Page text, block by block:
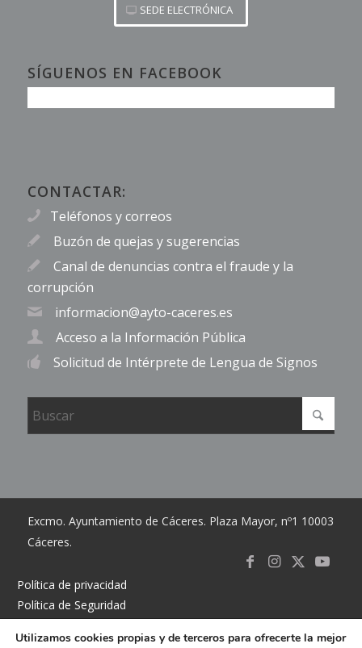
SEDE ELECTRÓNICA
SÍGUENOS EN FACEBOOK
CONTACTAR:
Teléfonos y correos
Buzón de quejas y sugerencias
Canal de denuncias contra el fraude y la
corrupción
informacion@ayto-caceres.es
Acceso a la Información Pública
Solicitud de Intérprete de Lengua de Signos
Excmo. Ayuntamiento de Cáceres. Plaza Mayor, nº1 10003
Cáceres.
Política de privacidad
Política de Seguridad
Utilizamos cookies propias y de terceros para ofrecerte la mejor